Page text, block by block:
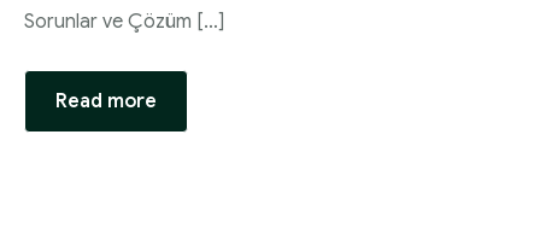
Sorunlar ve Çözüm […]
Read more